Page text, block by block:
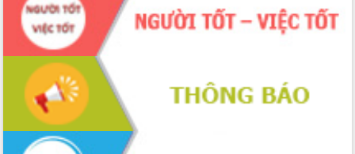
Đắk Lắk rà soát, điều chỉnh Đề án 190
về phát triển nuôi trồng thủy sản
Phó Chủ tịch UBND tỉnh Đắk Lắk
Trương Công Thái kiểm tra thực địa
Dự án cao tốc Khánh Hòa - Buôn Ma
Thuột
Định vị cà phê Việt Nam như một “di
sản sống” trong dòng chảy toàn cầu